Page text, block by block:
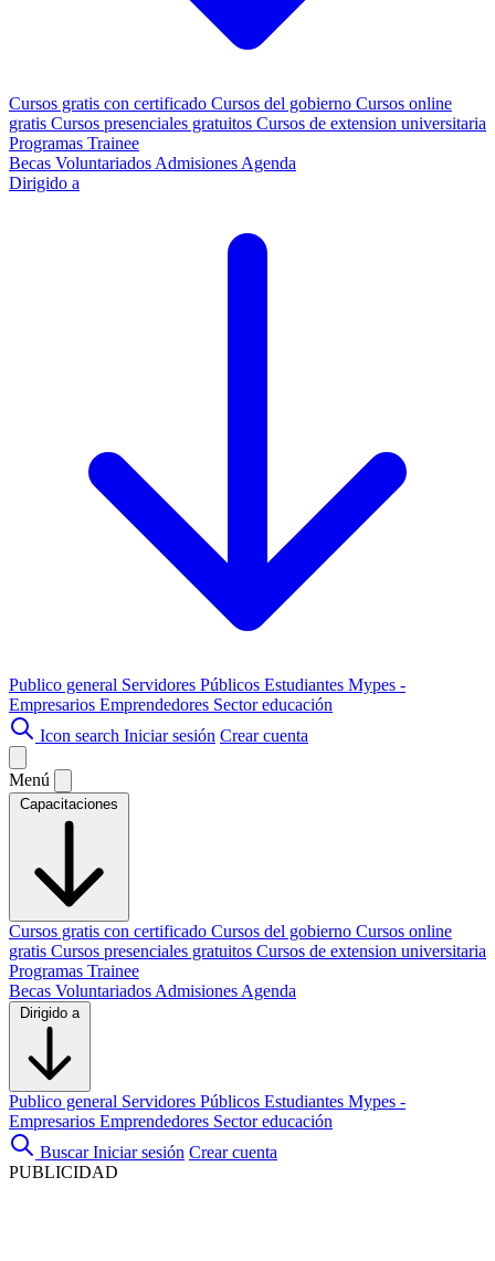
Cursos gratis con certificado Cursos del gobierno Cursos online
gratis Cursos presenciales gratuitos Cursos de extension universitaria
Programas Trainee
Becas Voluntariados Admisiones Agenda
Dirigido a
Publico general Servidores Públicos Estudiantes Mypes -
Empresarios Emprendedores Sector educación
Icon search Iniciar sesión Crear cuenta
Menú
Capacitaciones
Cursos gratis con certificado Cursos del gobierno Cursos online
gratis Cursos presenciales gratuitos Cursos de extension universitaria
Programas Trainee
Becas Voluntariados Admisiones Agenda
Dirigido a
Publico general Servidores Públicos Estudiantes Mypes -
Empresarios Emprendedores Sector educación
Buscar Iniciar sesión Crear cuenta
PUBLICIDAD